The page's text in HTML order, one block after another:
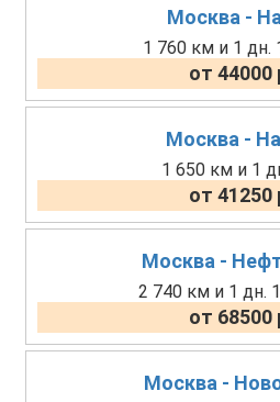
Москва -
1 760 км и 1 дн.
от 44000
Москва -
1 650 км и 1
от 41250
Москва -
2 740 км и 1 дн.
от 68500
Москва -